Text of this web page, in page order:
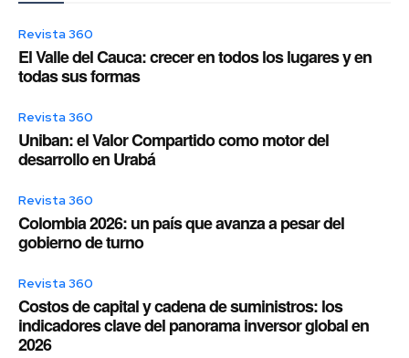
Revista 360
El Valle del Cauca: crecer en todos los lugares y en
todas sus formas
Revista 360
Uniban: el Valor Compartido como motor del
desarrollo en Urabá
Revista 360
Colombia 2026: un país que avanza a pesar del
gobierno de turno
Revista 360
Costos de capital y cadena de suministros: los
indicadores clave del panorama inversor global en
2026